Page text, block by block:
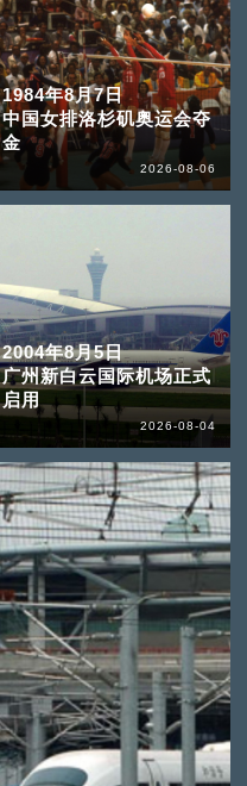
1984年8月7日
中国女排洛杉矶奥运会夺
金
2026-08-06
2004年8月5日
广州新白云国际机场正式
启用
2026-08-04